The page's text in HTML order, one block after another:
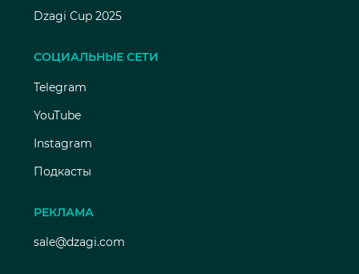
Dzagi Cup 2025
СОЦИАЛЬНЫЕ СЕТИ
Telegram
YouTube
Instagram
Подкасты
РЕКЛАМА
sale@dzagi.com